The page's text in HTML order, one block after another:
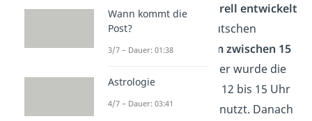
die Jahre hinweg
kulturell entwickelt
und beschreibt im Deutschen
meistens den Zeitraum zwischen 15
. Denn früher wurde die
Zeit von 12 bis 14 oder 12 bis 15 Uhr
oft alsMittagsruhe
genutzt. Danach
Wann kommt die
Post?
3/7 – Dauer: 01:38
Astrologie
4/7 – Dauer: 03:41